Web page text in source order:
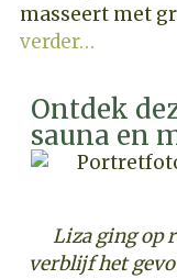
masseert met
verder…
Ontdek
sauna en
Liza ging op
verblijf het